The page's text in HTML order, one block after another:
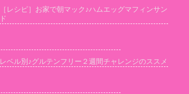
［レシピ］お家で朝マック♪ハムエッグマフィンサン
ド
レベル別♪グルテンフリー２週間チャレンジのススメ